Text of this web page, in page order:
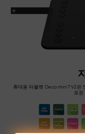
휴대용 타블렛 Deco mini7 V2은
로운